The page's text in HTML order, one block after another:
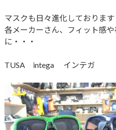
マスクも日々進化しております
各メーカーさん、フィット感
に・・・
TUSA intega インテガ